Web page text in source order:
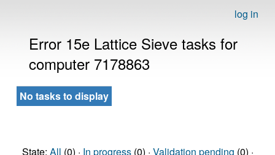
log in
Error 15e Lattice Sieve tasks for
computer 7178863
No tasks to display
State: All (0) · In progress(0) · Validation pending (0) ·